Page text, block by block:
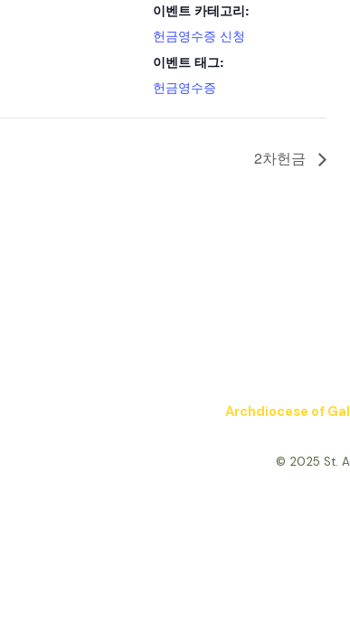
이벤트 카테고리:
헌금영수증 신청
이벤트 태그:
헌금영수증
2차헌금
Archdiocese of
© 2025 St.